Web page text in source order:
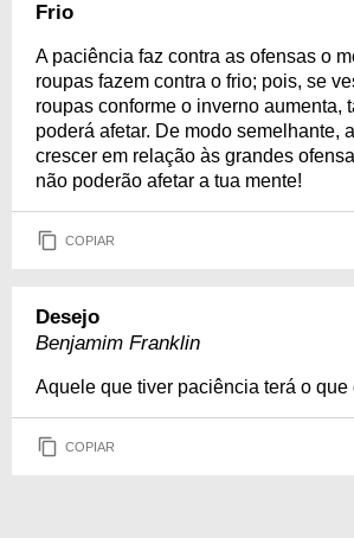
Frio
A paciência faz contra as ofensas o
roupas fazem contra o frio; pois, se
roupas conforme o inverno aumenta,
poderá afetar. De modo semelhante,
crescer em relação às grandes
não poderão afetar a tua mente!
COPIAR
Desejo
Benjamim Franklin
Aquele que tiver paciência terá o que
COPIAR